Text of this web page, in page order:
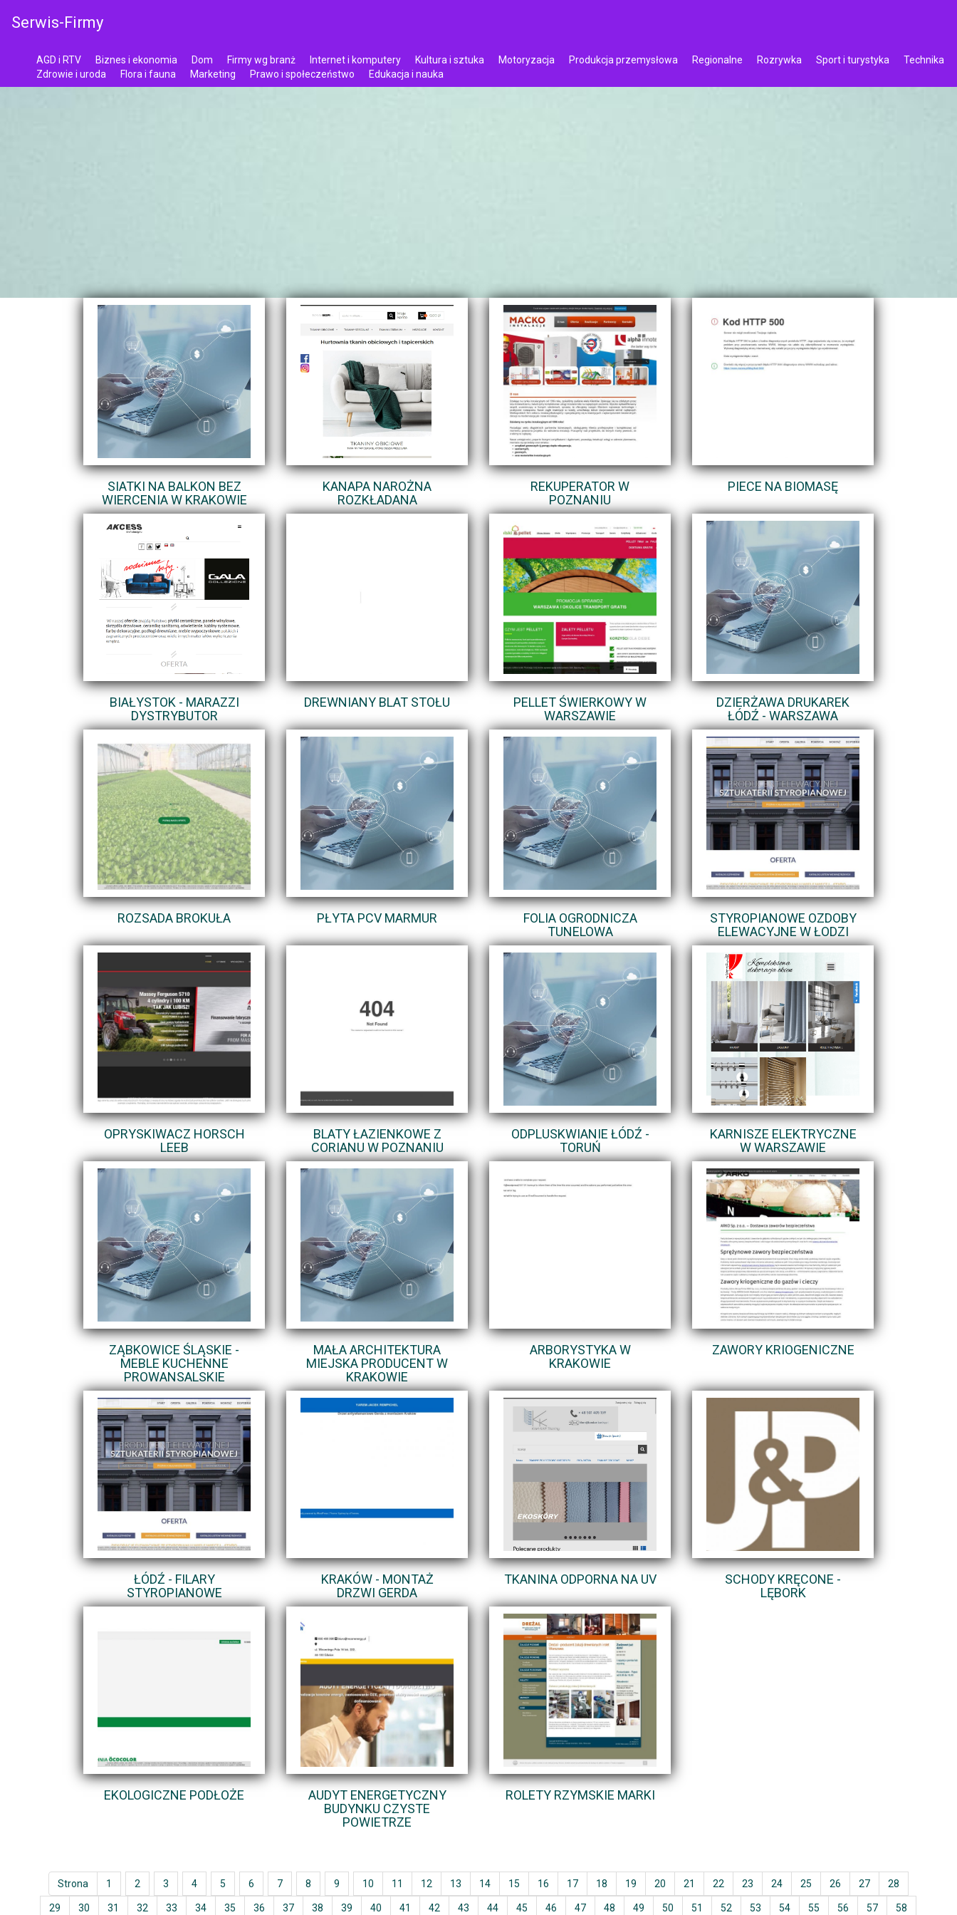
Serwis-Firmy
AGD i RTV Biznes i ekonomia Dom Firmy wg branż Internet i komputery Kultura i sztuka Motoryzacja Produkcja przemysłowa Regionalne Rozrywka Sport i turystyka
Technika
Zdrowie i uroda
Flora i fauna Marketing Prawo i społeczeństwo Edukacja i nauka
SIATKI NA BALKON BEZ
WIERCENIA W KRAKOWIE
KANAPA NAROŻNA
ROZKŁADANA
REKUPERATOR W
POZNANIU
PIECE NA BIOMASĘ
BIAŁYSTOK - MARAZZI
DYSTRYBUTOR
DREWNIANY BLAT STOŁU
PELLET ŚWIERKOWY W
WARSZAWIE
DZIERŻAWA DRUKAREK
ŁÓDŹ - WARSZAWA
ROZSADA BROKUŁA PŁYTA PCV MARMUR
FOLIA OGRODNICZA
TUNELOWA
STYROPIANOWE OZDOBY
ELEWACYJNE W ŁODZI
OPRYSKIWACZ HORSCH
LEEB
BLATY ŁAZIENKOWE Z
CORIANU W POZNANIU
ODPLUSKWIANIE ŁÓDŹ -
TORUŃ
KARNISZE ELEKTRYCZNE
W WARSZAWIE
ZĄBKOWICE ŚLĄSKIE -
MEBLE KUCHENNE
PROWANSALSKIE
MAŁA ARCHITEKTURA
MIEJSKA PRODUCENT W
KRAKOWIE
ARBORYSTYKA W
KRAKOWIE
ZAWORY KRIOGENICZNE
ŁÓDŹ - FILARY
STYROPIANOWE
KRAKÓW - MONTAŻ
DRZWI GERDA
TKANINA ODPORNA NA UV
SCHODY KRĘCONE -
LĘBORK
EKOLOGICZNE PODŁOŻE
AUDYT ENERGETYCZNY
BUDYNKU CZYSTE
POWIETRZE
ROLETY RZYMSKIE MARKI
Strona 1 2 3 4 5 6 7 8 9 10 11 12 13 14 15 16 17 18 19 20 21 22 23 24 25 26 27 28
29 30 31 32 33 34 35 36 37 38 39 40 41 42 43 44 45 46 47 48 49 50 51 52 53 54 55 56 57 58